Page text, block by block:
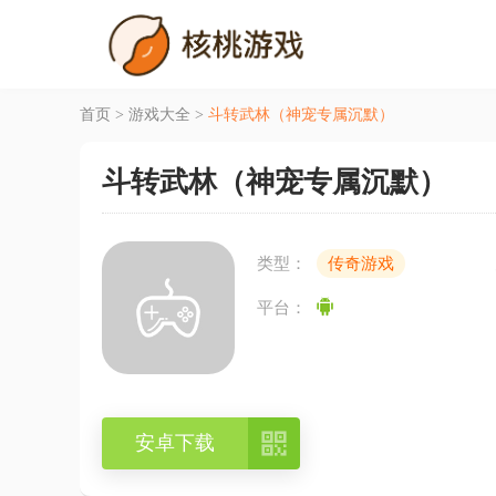
首页 > 游戏大全 > 斗转武林（神宠专属沉默）
斗转武林（神宠专属沉默）
类型： 传奇游戏
平台：
安卓下载 